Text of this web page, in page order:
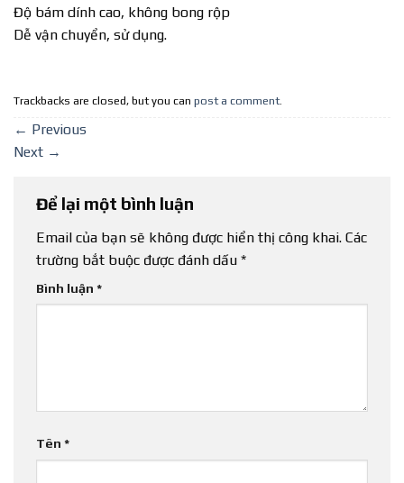
Độ bám dính cao, không bong rộp
Dễ vận chuyển, sử dụng.
Trackbacks are closed, but you can post a comment.
← Previous
Next →
Để lại một bình luận
Email của bạn sẽ không được hiển thị công khai. Các
trường bắt buộc được đánh dấu *
Bình luận *
Tên *